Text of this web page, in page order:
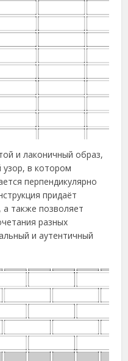
и лаконичный образ,
в котором
перпендикулярно
придаёт
а также позволяет
разных
и аутентичный